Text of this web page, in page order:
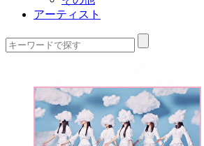
アーティスト